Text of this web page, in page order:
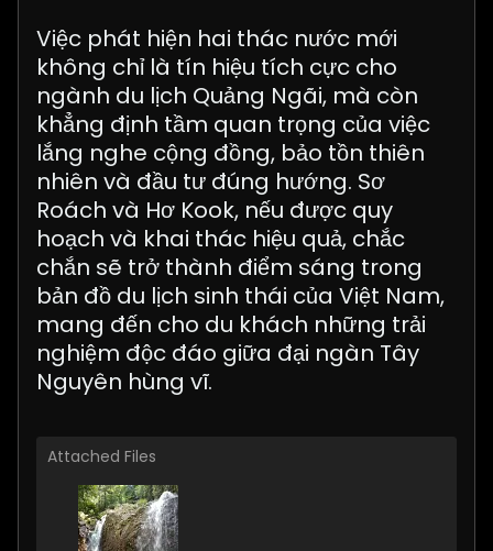
Việc phát hiện hai thác nước mới
không chỉ là tín hiệu tích cực cho
ngành du lịch Quảng Ngãi, mà còn
khẳng định tầm quan trọng của việc
lắng nghe cộng đồng, bảo tồn thiên
nhiên và đầu tư đúng hướng. Sơ
Roách và Hơ Kook, nếu được quy
hoạch và khai thác hiệu quả, chắc
chắn sẽ trở thành điểm sáng trong
bản đồ du lịch sinh thái của Việt Nam,
mang đến cho du khách những trải
nghiệm độc đáo giữa đại ngàn Tây
Nguyên hùng vĩ.
Attached Files